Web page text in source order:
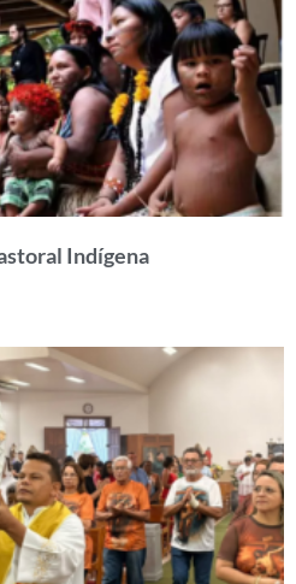
Indígena